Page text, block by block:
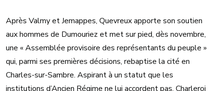
Après Valmy et Jemappes, Quevreux apporte son soutien
aux hommes de Dumouriez et met sur pied, dès novembre,
une « Assemblée provisoire des représentants du peuple »
qui, parmi ses premières décisions, rebaptise la cité en
Charles-sur-Sambre. Aspirant à un statut que les
institutions d’Ancien Régime ne lui accordent pas, Charleroi